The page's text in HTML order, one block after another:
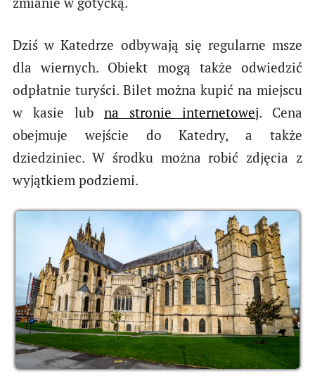
Dziś w Katedrze odbywają się regularne msze
dla wiernych. Obiekt mogą także odwiedzić
odpłatnie turyści. Bilet można kupić na miejscu
w kasie lub na stronie internetowej. Cena
obejmuje wejście do Katedry, a także
dziedziniec. W środku można robić zdjęcia z
wyjątkiem podziemi.